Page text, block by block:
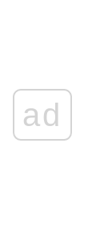
ad